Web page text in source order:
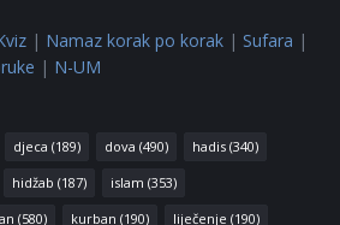
| Namaz korak po korak | Sufara |
| N-UM
djeca (189) dova (490) hadis (340)
hidžab (187) islam (353)
(580) kurban (190) liječenje (190)